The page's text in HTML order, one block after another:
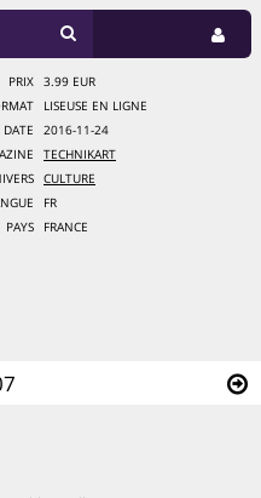
PRIX
3.99 EUR
LISEUSE EN LIGNE
DATE
2016-11-24
TECHNIKART
CULTURE
FR
PAYS
FRANCE